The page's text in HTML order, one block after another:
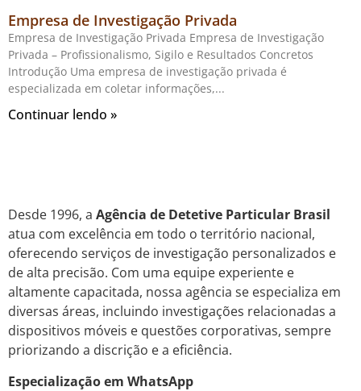
Empresa de Investigação Privada
Empresa de Investigação Privada Empresa de Investigação
Privada – Profissionalismo, Sigilo e Resultados Concretos
Introdução Uma empresa de investigação privada é
especializada em coletar informações,
Continuar lendo »
Desde 1996, a Agência de Detetive Particular Brasil
atua com excelência em todo o território nacional,
oferecendo serviços de investigação personalizados e
de alta precisão. Com uma equipe experiente e
altamente capacitada, nossa agência se especializa em
diversas áreas, incluindo investigações relacionadas a
dispositivos móveis e questões corporativas, sempre
priorizando a discrição e a eficiência.
Especialização em WhatsApp